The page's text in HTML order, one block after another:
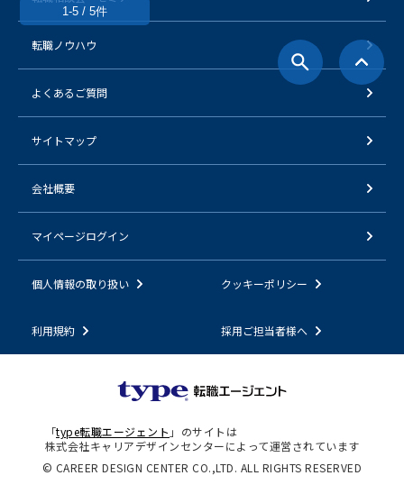
1-5 / 5件
転職ノウハウ
よくあるご質問
サイトマップ
会社概要
マイページログイン
個人情報の取り扱い クッキーポリシー
利用規約 採用ご担当者様へ
「type転職エージェント 」のサイトは
株式会社キャリアデザインセンターによって運営されています
© CAREER DESIGN CENTER CO.,LTD. ALL RIGHTS RESERVED